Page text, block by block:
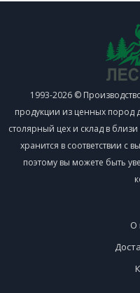
1993-2026 ©
продукции из ценных пород
столярный цех и склад в
хранится в соответствии с
поэтому вы можете быть
О